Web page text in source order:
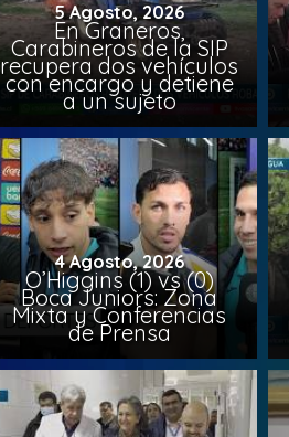
5 Agosto, 2026
En Graneros,
Carabineros de la SIP
recupera dos vehículos
con encargo y detiene
a un sujeto
4 Agosto, 2026
O’Higgins (1) vs (0)
Boca Juniors: Zona
Mixta y Conferencias
de Prensa